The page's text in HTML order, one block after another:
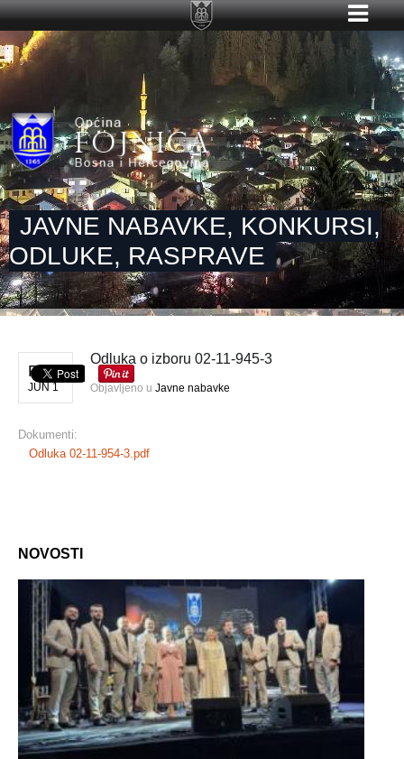
JAVNE NABAVKE, KONKURSI,
ODLUKE, RASPRAVE
PON
JUN 1
Odluka o izboru 02-11-945-3
Objavljeno u Javne nabavke
Dokumenti:
Odluka 02-11-954-3.pdf
NOVOSTI